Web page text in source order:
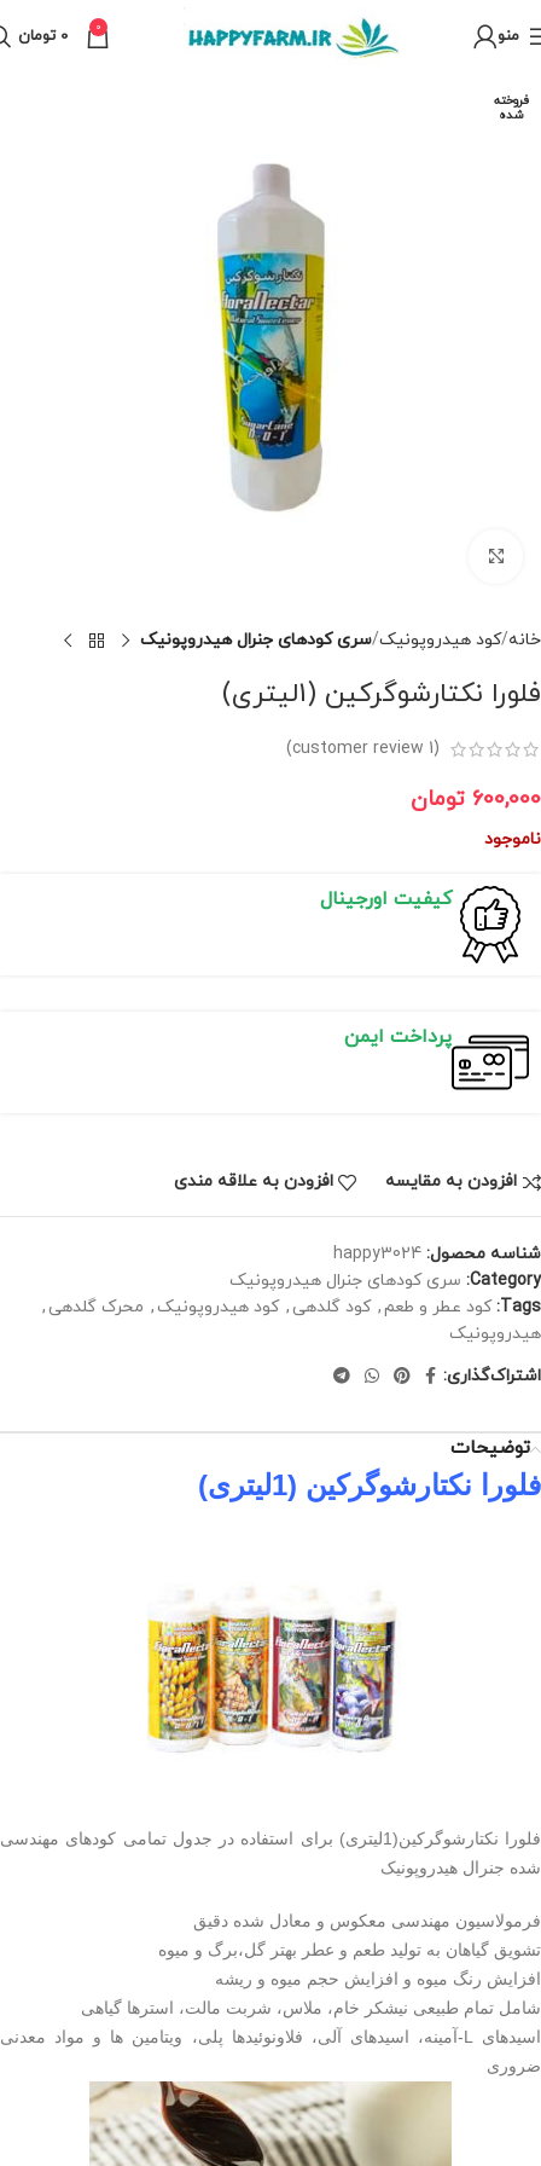
منو 0
0 تومان
فروخته
شده
خانه کود هیدروپونیک سری کودهای جنرال هیدروپونیک
فلورا نکتارشوگرکین (1لیتری)
(
1
600,000 تومان
ناموجود
کیفیت اورجینال
پرداخت ایمن
افزودن به مقایسه افزودن به علاقه مندی
شناسه محصول: happy3024
Category: سری کودهای جنرال هیدروپونیک
Tags: کود عطر و طعم, کود گلدهی , کود هیدروپونیک , محرک گلدهی ,
هیدروپونیک
اشتراک‌گذاری:
توضیحات
فلورا نکتارشوگرکین (1لیتری)
فلورا نکتارشوگرکین(1لیتری) برای استفاده در جدول تمامی کودهای مهندسی
شده جنرال هیدروپونیک
فرمولاسیون مهندسی معکوس و معادل شده دقیق
تشویق گیاهان به تولید طعم و عطر بهتر گل،برگ و میوه
افزایش رنگ میوه و افزایش حجم میوه و ریشه
شامل تمام طبیعی نیشکر خام، ملاس، شربت مالت، استرها گیاهی
اسیدهای L-آمینه، اسیدهای آلی، فلاونوئیدها پلی، ویتامین ها و مواد معدنی
ضروری